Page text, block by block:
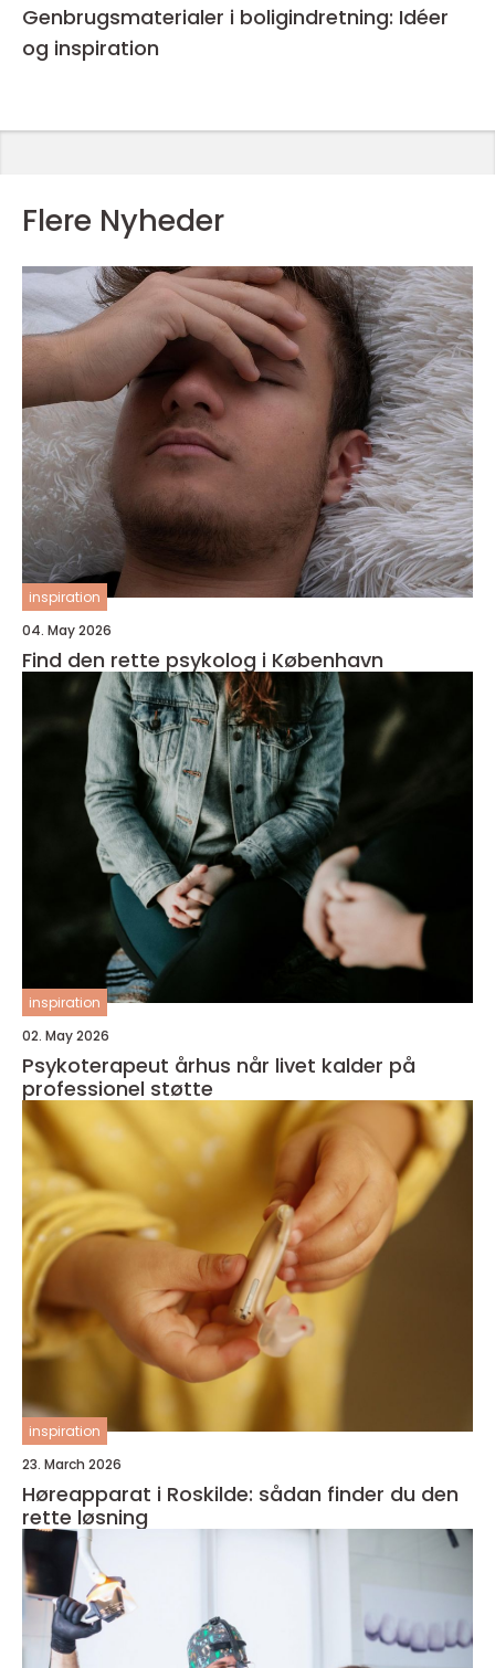
Genbrugsmaterialer i boligindretning: Idéer
og inspiration
Flere Nyheder
inspiration
04. May 2026
Find den rette psykolog i København
inspiration
02. May 2026
Psykoterapeut århus når livet kalder på
professionel støtte
inspiration
23. March 2026
Høreapparat i Roskilde: sådan finder du den
rette løsning